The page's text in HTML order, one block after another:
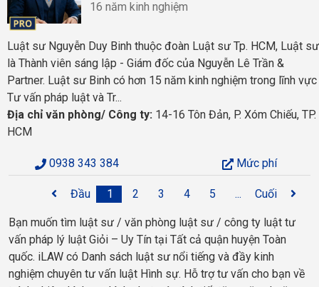
16 năm kinh nghiệm
Luật sư Nguyễn Duy Binh thuộc đoàn Luật sư Tp. HCM, Luật sư
là Thành viên sáng lập - Giám đốc của Nguyễn Lê Trần &
Partner. Luật sư Binh có hơn 15 năm kinh nghiệm trong lĩnh vực
Tư vấn pháp luật và Tr...
Địa chỉ văn phòng/ Công ty: 14-16 Tôn Đản, P. Xóm Chiếu, TP.
HCM
0938 343 384 Mức phí
Đầu 1 2 3 4 5 ... Cuối
Bạn muốn tìm luật sư / văn phòng luật sư / công ty luật tư
vấn pháp lý luật Giỏi – Uy Tín tại Tất cả quận huyện Toàn
quốc. iLAW có Danh sách luật sư nổi tiếng và đầy kinh
nghiệm chuyên tư vấn luật Hình sự. Hỗ trợ tư vấn cho bạn về